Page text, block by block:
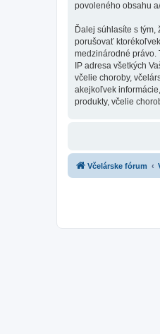
povoleného obsahu
Ďalej súhlasíte s
porušovať
medzinárodné právo.
IP adresa všetkých
včelie choroby,
akejkoľvek
produkty, včelie
Včelárske fórum